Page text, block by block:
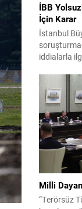
İBB
İçin Karar
İstanbul
iddialarla
sanıkların
Ekrem
hakkında
karar
Milli
“Terörsüz